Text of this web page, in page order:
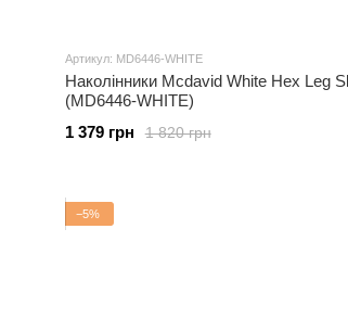
Артикул: MD6446-WHITE
Наколінники Mcdavid White Hex Leg
(MD6446-WHITE)
1 820 грн
1 379 грн
−5%